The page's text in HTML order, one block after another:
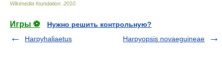
Wikimedia foundation 2010
Игры ⚽
Нужно решить контрольную?
Harpyhaliaetus
Harpyopsis novaeguineae